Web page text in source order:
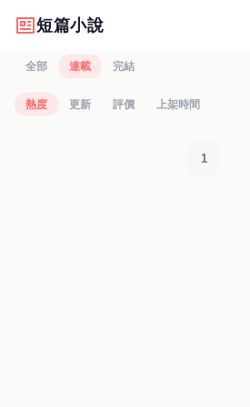
短篇小說
全部 連載 完結
熱度 更新 評價 上架時間
1